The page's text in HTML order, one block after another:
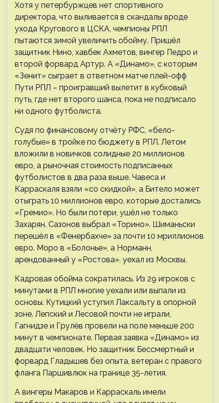
Хотя у петербуржцев нет спортивного
директора, что выливается в скандалы вроде
ухода Кругового в ЦСКА, чемпионы РПЛ
пытаются зимой увеличить обойму. Пришёл
защитник Нино, хавбек Ахметов, вингер Педро и
второй форвард Артур. А «Динамо», с которым
«Зенит» сыграет в ответном матче плей-офф
Пути РПЛ – проигравший вылетит в кубковый
путь, где нет второго шанса, пока не подписало
ни одного футболиста.
Судя по финансовому отчёту РФС, «бело-
голубые» в тройке по бюджету в РПЛ. Летом
вложили в новичков солидные 20 миллионов
евро, а рыночная стоимость подписанных
футболистов в два раза выше. Чавеса и
Карраскаля взяли «со скидкой», а Битело может
отыграть 10 миллионов евро, которые достались
«Гремио». Но были потери, ушёл не только
Захарян. Сазонов выбрал «Торино». Шиманьски
перешёл в «Фенербахче» за почти 10 мриллионов
евро. Моро в «Болонье», а Норманн,
арендованный у «Ростова», уехал из Москвы.
Кадровая обойма сократилась. Из 29 игроков с
минутами в РПЛ многие уехали или выпали из
основы. Кутицкий уступил Лаксальту в опорной
зоне. Лепский и Лесовой почти не играли,
Гагнидзе и Грулёв провели на поле меньше 200
минут в чемпионате. Первая заявка «Динамо» из
двадцати человек. Но защитник Бессмертный и
форвард Гладышев без опыта, ветеран с правого
фланга Паршивлюк на границе 35-летия.
А вингеры Макаров и Карраскаль имели